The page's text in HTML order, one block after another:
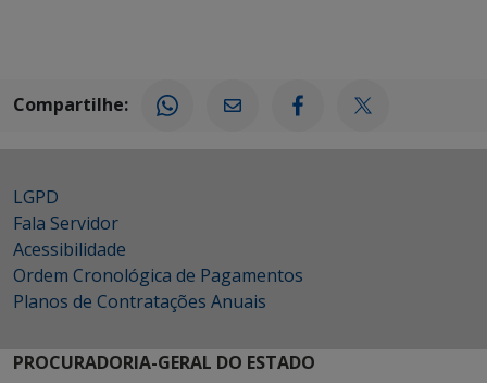
Compartilhe:
LGPD
Fala Servidor
Acessibilidade
Ordem Cronológica de Pagamentos
Planos de Contratações Anuais
PROCURADORIA-GERAL DO ESTADO